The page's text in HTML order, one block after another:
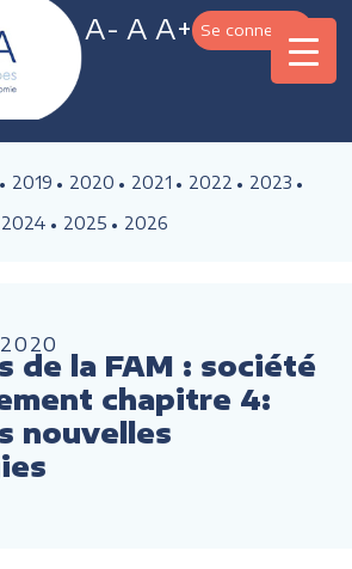
A- A A+ Se connecter
2019 2020 2021 2022
2023
2024
2025 2026
2020
de la FAM : société
chapitre 4:
nouvelles